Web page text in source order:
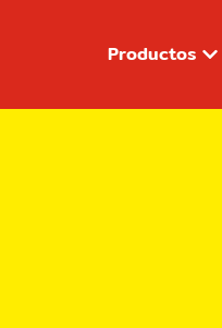
Productos